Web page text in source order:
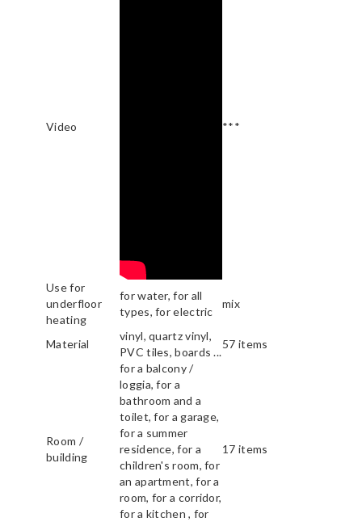
Video ***
Use for
underfloor
heating
for water, for all
types, for electric
mix
Material
vinyl, quartz vinyl,
PVC tiles, boards ...
57 items
Room /
building
for a balcony /
loggia, for a
bathroom and a
toilet, for a garage,
for a summer
residence, for a
children's room, for
an apartment, for a
room, for a corridor,
for a kitchen , for
17 items